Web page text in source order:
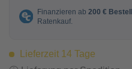
Lieferzeit 14 Tage